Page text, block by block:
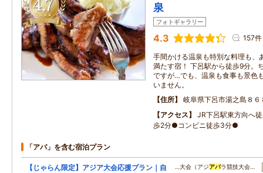
泉
フォトギャラリー
4.3 157件
手間かける温泉も特別な料理も、
満たす宿！ 下呂駅から徒歩9分。
ですが…でも、温泉も食事も景色
いません。
住所
岐阜県下呂市湯之島８６
アクセス
JR下呂駅東方向へ
歩2分●コンビニ徒歩3分●
「アパ」を含む宿泊プラン
【じゃらん限定】アジア大会応援プラン｜自
…大会（アジアパラ競技大会…